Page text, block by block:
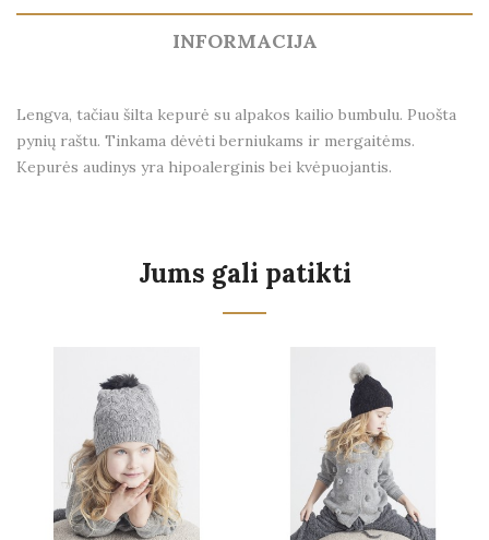
INFORMACIJA
Lengva, tačiau šilta kepurė su alpakos kailio bumbulu. Puošta
pynių raštu. Tinkama dėvėti berniukams ir mergaitėms.
Kepurės audinys yra hipoalerginis bei kvėpuojantis.
Jums gali patikti